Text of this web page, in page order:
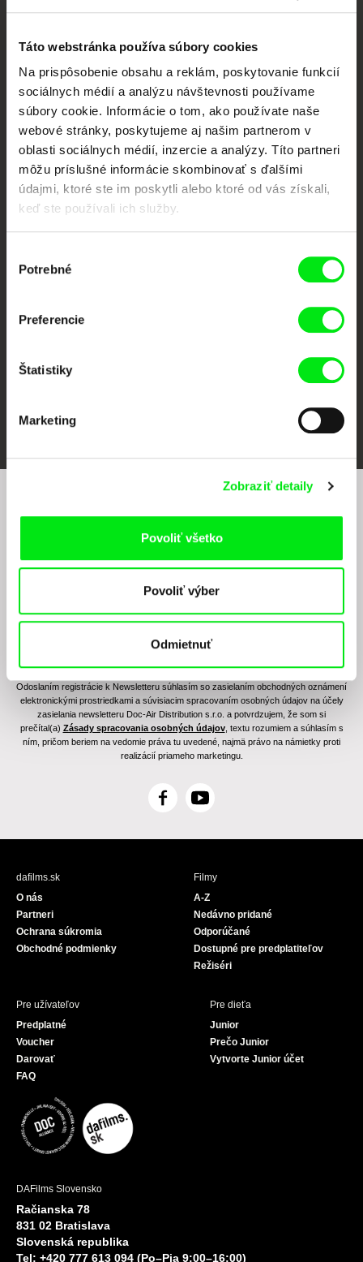
Táto webstránka používa súbory cookies
Na prispôsobenie obsahu a reklám, poskytovanie funkcií
sociálnych médií a analýzu návštevnosti používame
súbory cookie. Informácie o tom, ako používate naše
webové stránky, poskytujeme aj našim partnerom v
oblasti sociálnych médií, inzercie a analýzy. Títo partneri
môžu príslušné informácie skombinovať s ďalšími
údajmi, ktoré ste im poskytli alebo ktoré od vás získali,
keď ste používali ich služby.
súhlasu
Potrebné
Preferencie
Štatistiky
Marketing
Zobraziť detaily
Povoliť všetko
Povoliť výber
Odmietnuť
Nové filmy každý týždeň
Portál DAFilms vznikol vďaka tvorivej spolupráci siedmich významných
európskych festivalov dokumentárneho filmu združených pod Doc Alliance.
Členovia Doc Alliance
DOK Leipzig
filmovom programe?
Odoslaním registrácie k Newsletteru súhlasím so zasielaním obchodných oznámení
elektronickými prostriedkami a súvisiacim spracovaním osobných údajov na účely
zasielania newsletteru Doc-Air Distribution s.r.o. a potvrdzujem, že som si
prečítal(a) Zásady spracovania osobných údajov, textu rozumiem a súhlasím s
ním, pričom beriem na vedomie práva tu uvedené, najmä právo na námietky proti
realizácií priameho marketingu.
F
c
Y
u
e
dafilms.sk
O nás
Partneri
Ochrana súkromia
Obchodné podmienky
Filmy
A-Z
Nedávno pridané
Odporúčané
Dostupné pre predplatiteľov
Režiséri
Pre užívateľov
Predplatné
Voucher
Darovať
FAQ
Pre dieťa
Junior
Prečo Junior
Vytvorte Junior účet
DAFilms Slovensko
Račianska 78
831 02 Bratislava
Slovenská republika
Tel: +420 777 613 094 (Po–Pia 9:00–16:00)